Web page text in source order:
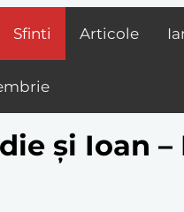
Sfinti Articole
și Ioan